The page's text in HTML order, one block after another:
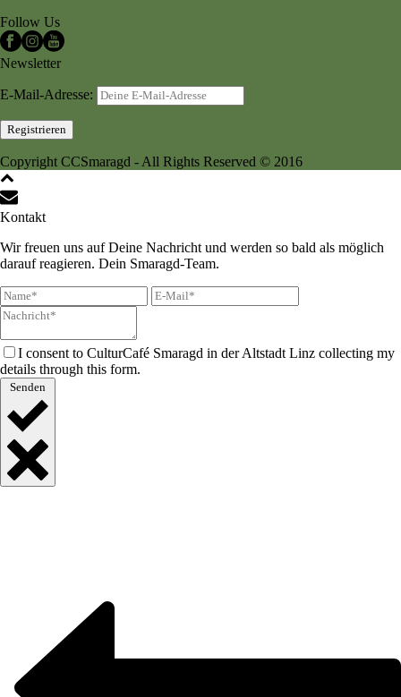
Follow Us
Newsletter
E-Mail-Adresse:
Copyright CCSmaragd - All Rights Reserved © 2016
Kontakt
Wir freuen uns auf Deine Nachricht und werden so bald als möglich
darauf reagieren. Dein Smaragd-Team.
I consent to CulturCafé Smaragd in der Altstadt Linz collecting my
details through this form.
Senden